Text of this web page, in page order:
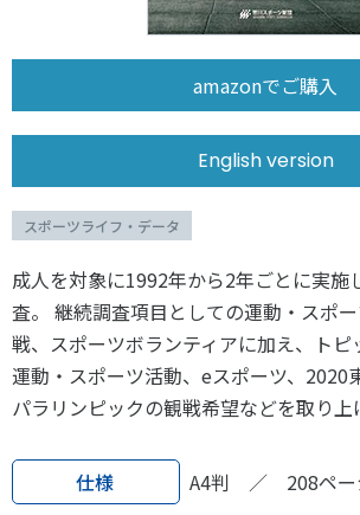
メールマガジ
個人情報保護
子どものスポーツ
スポーツによるまちづくり
スポーツ・ガバナンス
スポーツボランティア
スポーツ政策・予算
社会づくり
各教育機関との連携
スポーツ振興団体との連携
amazonでご購入
English version
スポーツライフ・データ
成人を対象に1992年から2年ごとに実施
査。 継続調査項目としての運動・スポ
戦、スポーツボランティアに加え、トピ
運動・スポーツ活動、eスポーツ、2020
パラリンピックの観戦希望などを取り上
仕様 A4判 ／ 208ペー